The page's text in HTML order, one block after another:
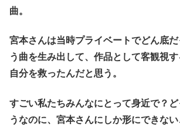
曲。
宮本さんは当時プライベートでどん底
う曲を生み出して、作品として客観視
自分を救ったんだと思う。
すごい私たちみんなにとって身近で？
うなのに、宮本さんにしか形にできな